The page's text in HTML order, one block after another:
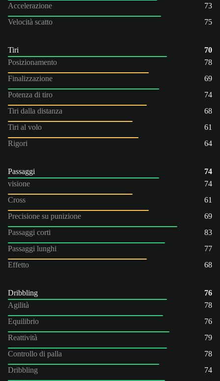
Accelerazione
73
Velocità scatto
75
Tiri
70
Posizionamento
78
Finalizzazione
69
Potenza di tiro
74
Tiri dalla distanza
68
Tiri al volo
61
Rigori
64
Passaggi
74
visione
74
Cross
61
Precisione su punizione
69
Passaggi corti
83
Passaggi lunghi
77
Effetto
68
Dribbling
76
Agilità
78
Equilibrio
76
Reattività
79
Controllo di palla
78
Dribbling
74